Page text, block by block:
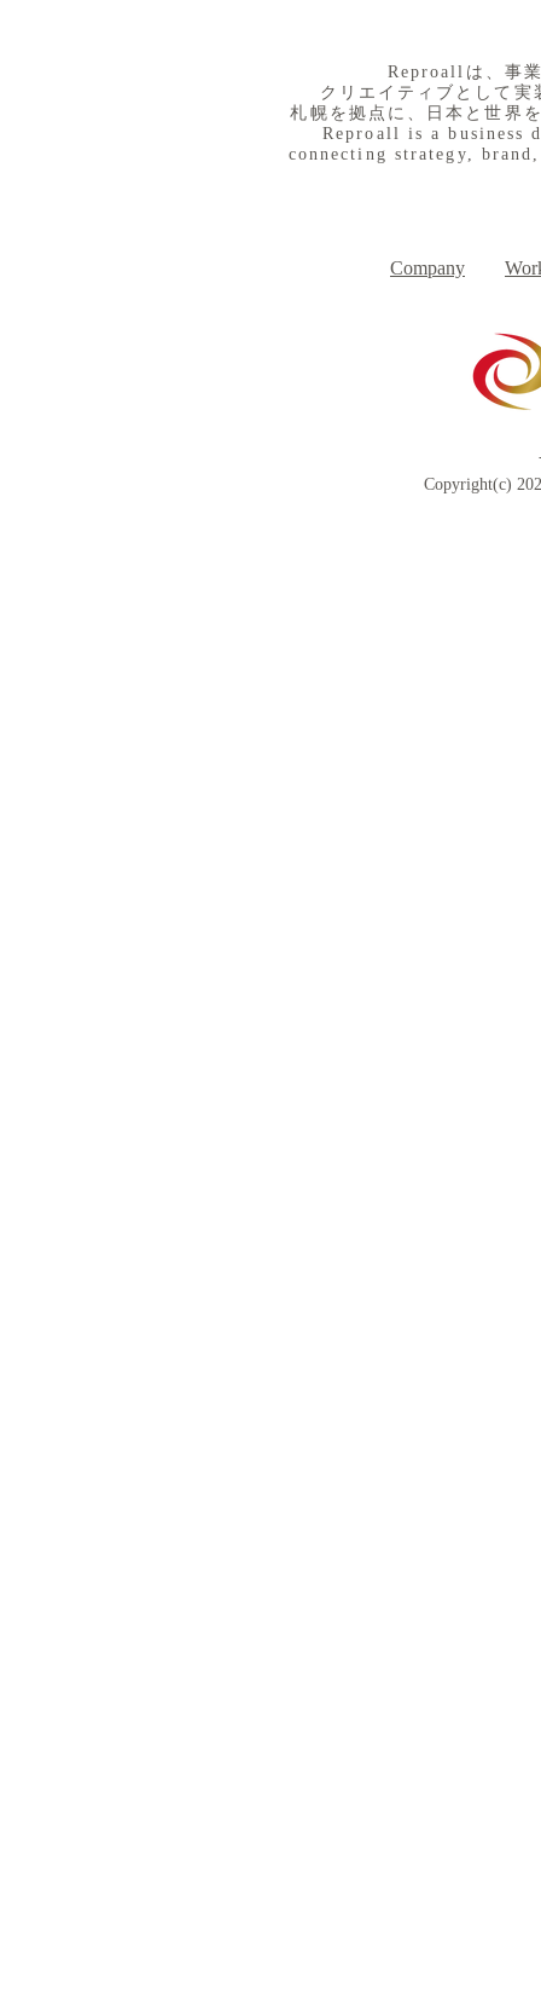
​Reproallは、事
クリエイティブとして
札幌を拠点に、日本と世界
Reproall is a business
connecting strategy,
Company
Copyright(c)